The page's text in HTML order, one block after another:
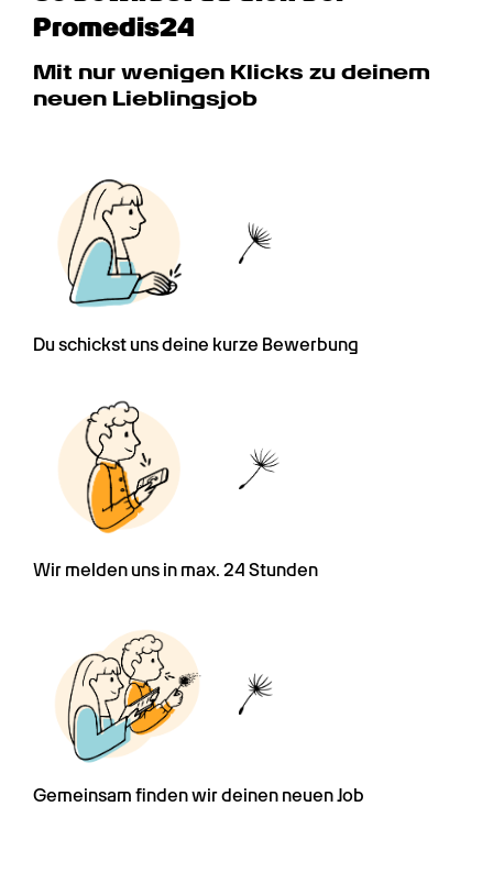
Promedis24
Mit nur wenigen Klicks zu deinem
neuen Lieblingsjob
Du schickst uns deine kurze Bewerbung
Wir melden uns in max. 24 Stunden
Gemeinsam finden wir deinen neuen Job